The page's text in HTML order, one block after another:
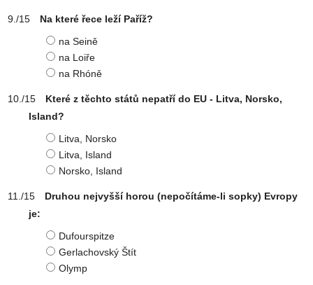
Na které řece leží Paříž?
na Seině
na Loiře
na Rhóně
Které z těchto států nepatří do EU - Litva, Norsko,
Island?
Litva, Norsko
Litva, Island
Norsko, Island
Druhou nejvyšší horou (nepočítáme-li sopky) Evropy
je:
Dufourspitze
Gerlachovský Štít
Olymp